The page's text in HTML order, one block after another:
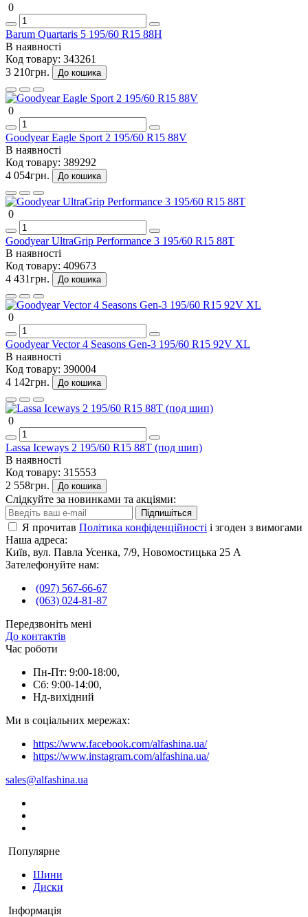
0
Barum Quartaris 5 195/60 R15 88H
В наявності
Код товару: 343261
3 210грн.
До кошика
0
Goodyear Eagle Sport 2 195/60 R15 88V
В наявності
Код товару: 389292
4 054грн.
До кошика
0
Goodyear UltraGrip Performance 3 195/60 R15 88T
В наявності
Код товару: 409673
4 431грн.
До кошика
0
Goodyear Vector 4 Seasons Gen-3 195/60 R15 92V XL
В наявності
Код товару: 390004
4 142грн.
До кошика
0
Lassa Iceways 2 195/60 R15 88T (под шип)
В наявності
Код товару: 315553
2 558грн.
До кошика
Слідкуйте за новинками та акціями:
Підпишіться
Я прочитав Політика конфіденційності і згоден з вимогами
Наша адреса:
Київ, вул. Павла Усенка, 7/9, Новомостицька 25 А
Зателефонуйте нам:
(097) 567-66-67
(063) 024-81-87
Передзвоніть мені
До контактів
Час роботи
Пн-Пт: 9:00-18:00,
Сб: 9:00-14:00,
Нд-вихідний
Ми в соціальних мережах:
https://www.facebook.com/alfashina.ua/
https://www.instagram.com/alfashina.ua/
sales@alfashina.ua
Популярне
Шини
Диски
Інформація